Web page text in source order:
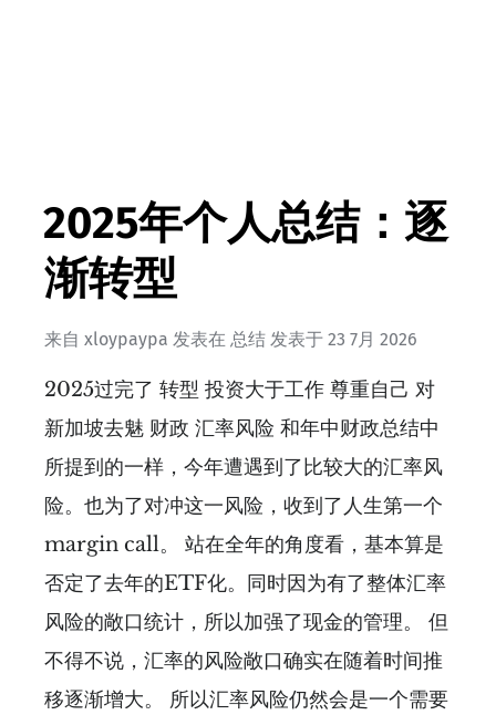
2025年个人总结：逐
渐转型
来自 xloypaypa 发表在 总结 发表于 23 7月 2026
2025过完了 转型 投资大于工作 尊重自己 对
新加坡去魅 财政 汇率风险 和年中财政总结中
所提到的一样，今年遭遇到了比较大的汇率风
险。也为了对冲这一风险，收到了人生第一个
margin call。 站在全年的角度看，基本算是
否定了去年的ETF化。同时因为有了整体汇率
风险的敞口统计，所以加强了现金的管理。 但
不得不说，汇率的风险敞口确实在随着时间推
移逐渐增大。 所以汇率风险仍然会是一个需要